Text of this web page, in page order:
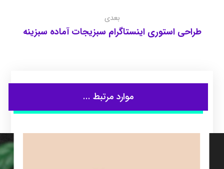
بعدی
طراحی استوری اینستاگرام سبزیجات آماده سبزینه
موارد مرتبط ...